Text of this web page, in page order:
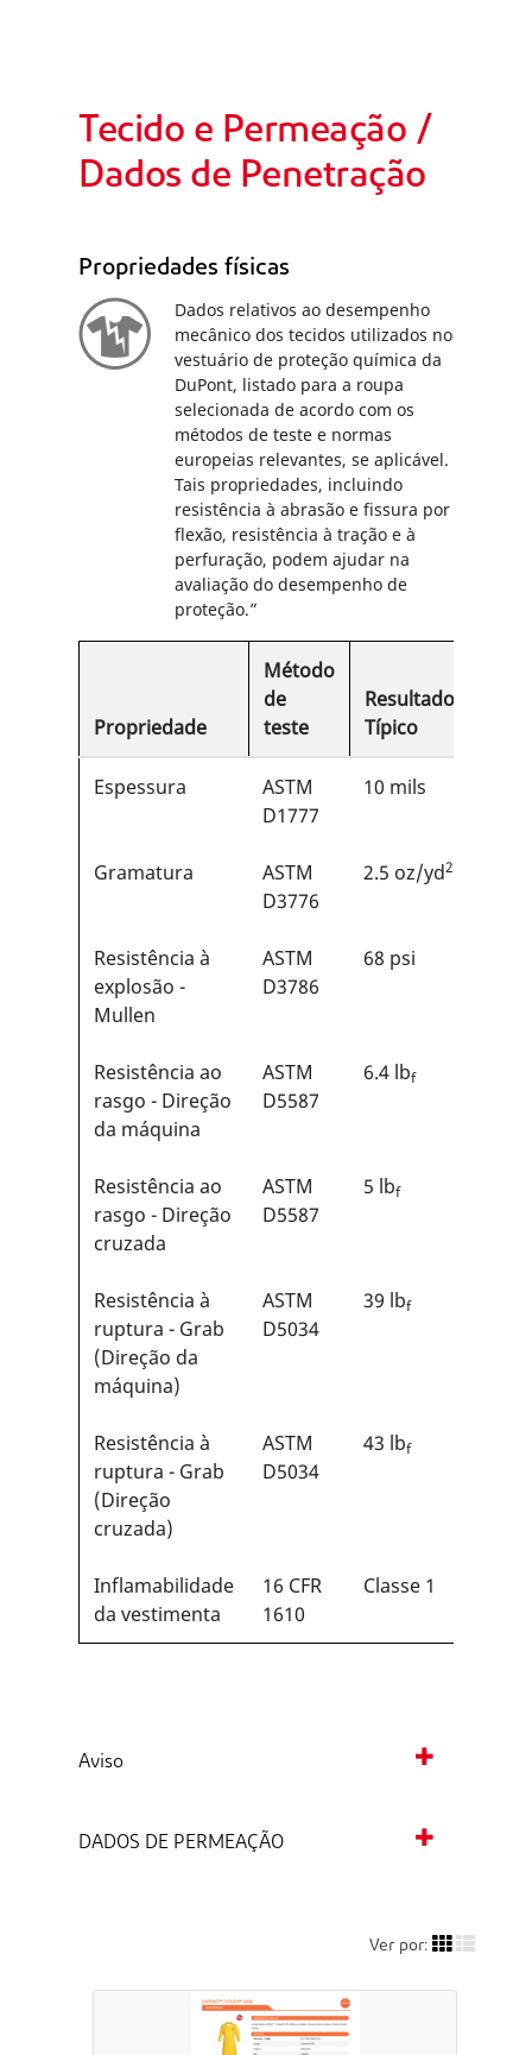
Tecido e Permeação /
Dados de Penetração
Propriedades físicas
Dados relativos ao desempenho
mecânico dos tecidos utilizados no
vestuário de proteção química da
DuPont, listado para a roupa
selecionada de acordo com os
métodos de teste e normas
europeias relevantes, se aplicável.
Tais propriedades, incluindo
resistência à abrasão e fissura por
flexão, resistência à tração e à
perfuração, podem ajudar na
avaliação do desempenho de
proteção.”
Propriedade
Método
de
teste
Resultado
Típico
Espessura
ASTM
D1777
10 mils
Gramatura
ASTM
D3776
2.5 oz/yd2
Resistência à
explosão -
Mullen
ASTM
D3786
68 psi
Resistência ao
rasgo - Direção
da máquina
ASTM
D5587
6.4 lbf
Resistência ao
rasgo - Direção
cruzada
ASTM
D5587
5 lbf
Resistência à
ruptura - Grab
(Direção da
máquina)
ASTM
D5034
39 lbf
Resistência à
ruptura - Grab
(Direção
cruzada)
ASTM
D5034
43 lbf
Inflamabilidade
da vestimenta
16 CFR
1610
Classe 1
Aviso
DADOS DE PERMEAÇÃO
Ver por: